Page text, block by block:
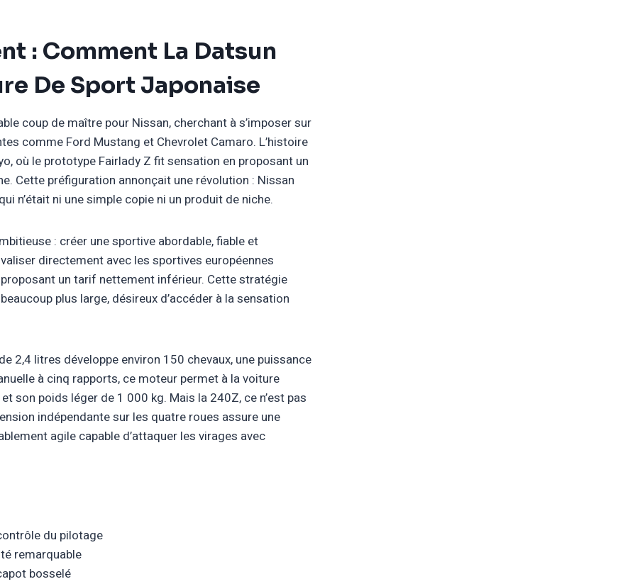
: Comment La Datsun
De Sport Japonaise
coup de maître pour Nissan, cherchant à s’imposer sur
comme Ford Mustang et Chevrolet Camaro. L’histoire
où le prototype Fairlady Z fit sensation en proposant un
Cette préfiguration annonçait une révolution : Nissan
n’était ni une simple copie ni un produit de niche.
: créer une sportive abordable, fiable et
directement avec les sportives européennes
un tarif nettement inférieur. Cette stratégie
plus large, désireux d’accéder à la sensation
2,4 litres développe environ 150 chevaux, une puissance
à cinq rapports, ce moteur permet à la voiture
son poids léger de 1 000 kg. Mais la 240Z, ce n’est pas
indépendante sur les quatre roues assure une
agile capable d’attaquer les virages avec
du pilotage
remarquable
bosselé